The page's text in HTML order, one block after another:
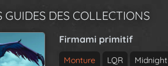
GUIDES DES COLLECTIONS
Firmami primitif
Monture LQR Midnight